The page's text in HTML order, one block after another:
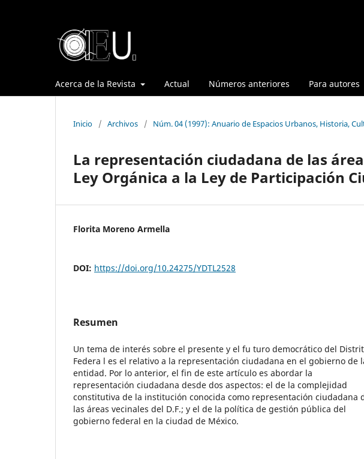
Acerca de la Revista Actual Números anteriores Para autores
Inicio / Archivos / Núm. 04 (1997): Anuario de Espacios Urbanos, Historia,
La representación ciudadana de las
Ley Orgánica a la Ley de Participación
Florita Moreno Armella
DOI: https://doi.org/10.24275/YDTL2528
Resumen
Un tema de interés sobre el presente y el fu turo democrático del
Federa l es el relativo a la representación ciudadana en el gobierno de
entidad. Por lo anterior, el fin de este artículo es abordar la
representación ciudadana desde dos aspectos: el de la complejidad
constitutiva de la institución conocida como representación ciudadana
las áreas vecinales del D.F.; y el de la política de gestión pública del
gobierno federal en la ciudad de México.